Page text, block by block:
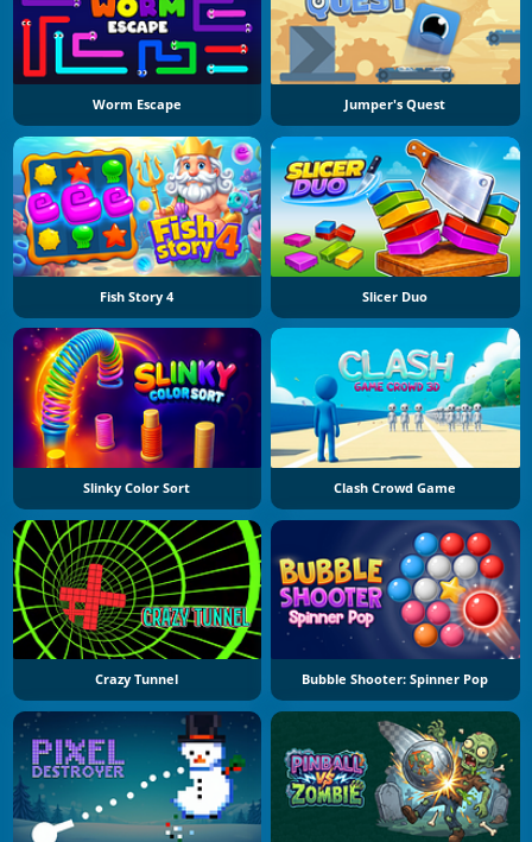
Worm Escape Jumper's Quest
Fish Story 4 Slicer Duo
Slinky Color Sort Clash Crowd Game
Crazy Tunnel Bubble Shooter: Spinner Pop